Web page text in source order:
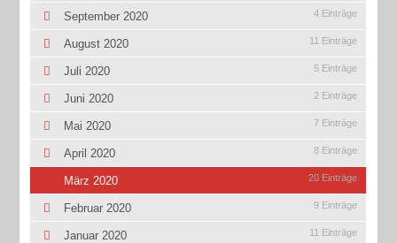
September 2020 4 Einträge
August 2020 11 Einträge
Juli 2020 5 Einträge
Juni 2020 2 Einträge
Mai 2020 7 Einträge
April 2020 8 Einträge
März 2020 20 Einträge
Februar 2020 9 Einträge
Januar 2020 11 Einträge